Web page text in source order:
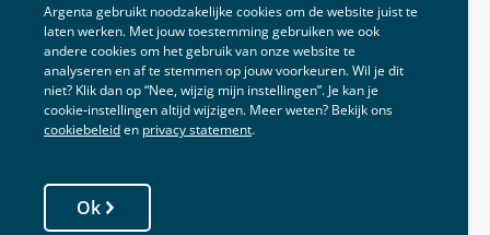
Argenta gebruikt noodzakelijke cookies om de website juist te
laten werken. Met jouw toestemming gebruiken we ook
andere cookies om het gebruik van onze website te
analyseren en af te stemmen op jouw voorkeuren. Wil je dit
niet? Klik dan op “Nee, wijzig mijn instellingen”. Je kan je
cookie‑instellingen altijd wijzigen. Meer weten? Bekijk ons
cookiebeleiden privacy statement.
Ok
Ik ben Argenta.
Disclaimer
Privacy
Cookies